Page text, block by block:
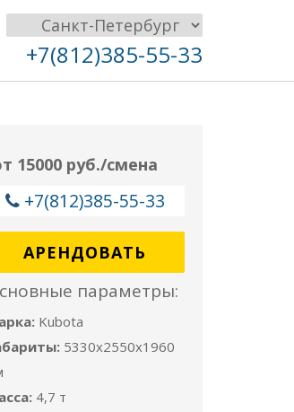
+7(812)385-55-33
15000 руб./смена
+7(812)385-55-33
АРЕНДОВАТЬ
параметры:
Kubota
5330x2550x1960
4,7 т